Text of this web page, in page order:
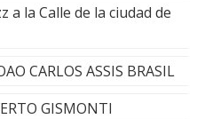
a la Calle de la ciudad de
CARLOS ASSIS BRASIL
GISMONTI